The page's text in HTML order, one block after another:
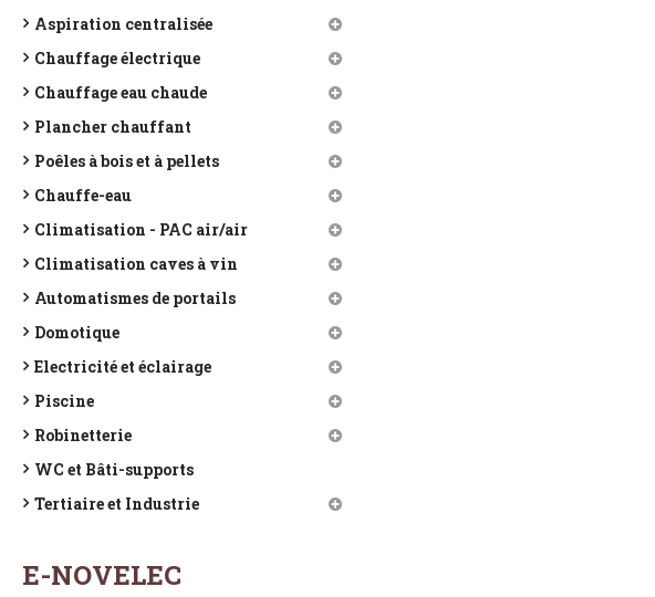
Aspiration centralisée
Chauffage électrique
Chauffage eau chaude
Plancher chauffant
Poêles à bois et à pellets
Chauffe-eau
Climatisation - PAC air/air
Climatisation caves à vin
Automatismes de portails
Domotique
Electricité et éclairage
Piscine
Robinetterie
WC et Bâti-supports
Tertiaire et Industrie
E-NOVELEC